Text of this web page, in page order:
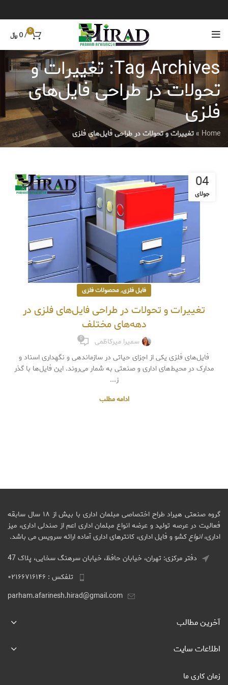
0
/
0 ﷼
Tag Archives: تغییرات و
تحولات در طراحی فایل‌های
فلزی
Home
» تغییرات و تحولات در طراحی فایل‌های فلزی
04
جولای
فایل فلزی,محصولات فلزی
تغییرات و تحولات در طراحی فایل‌های فلزی در
دهه‌های مختلف
سمیرا میرکاظمی 0
فایل‌های فلزی یکی از اجزای حیاتی در سازماندهی و نگهداری اسناد و
مدارک در محیط‌های اداری و صنعتی به شمار می‌روند. این فایل‌ها با گذر
ز...
ادامه مطلب
گروه صنعتی هیراد طراح اختصاصی مبلمان اداری با بیش از ۱۸ سال سابقه
فعالیت در عرصه تولید و عرضه انواع مبلمان اداری اعم از صندلی اداری، میز
اداری،انواعکشو و فایل اداری، کانترهای اداری آماده ارائه سرویس می باشد.
دفتر مرکزی: تهران، خیابان حافظ، خیابان سرهنگ سخایی، پلاک 47
تلفکس : ۰۲۱۶۶۷۱۶۱۴۶
parham.afarinesh.hirad@gmail.com
آخرین مطالب
اطلاعات سایت
زمان کاری ما